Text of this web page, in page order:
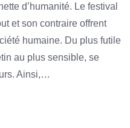
d’humanité. Le festival
et son contraire offrent
humaine. Du plus futile
au plus sensible, se
Ainsi,…